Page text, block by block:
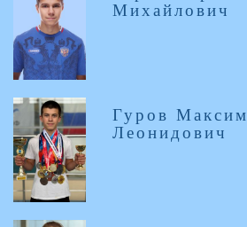
Михайлович
Гуров Максим
Леонидович